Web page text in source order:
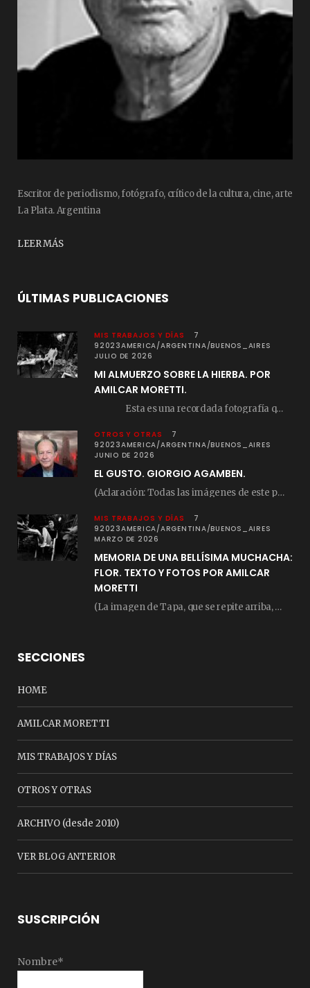
Escritor de periodismo, fotógrafo, crítico de la cultura, cine, arte
La Plata. Argentina
LEER MÁS
ÚLTIMAS PUBLICACIONES
MIS TRABAJOS Y DÍAS
7
92023AMERICA/ARGENTINA/BUENOS_AIRES
JULIO DE 2026
MI ALMUERZO SOBRE LA HIERBA. POR
AMILCAR MORETTI.
Esta es una recordada fotografía que registré…
OTROS Y OTRAS
7
92023AMERICA/ARGENTINA/BUENOS_AIRES
JUNIO DE 2026
EL GUSTO. GIORGIO AGAMBEN.
(Aclaración: Todas las imágenes de este posteo fueron tomadas de Bloghemia.com, y todos los…
MIS TRABAJOS Y DÍAS
7
92023AMERICA/ARGENTINA/BUENOS_AIRES
MARZO DE 2026
MEMORIA DE UNA BELLÍSIMA MUCHACHA:
FLOR. TEXTO Y FOTOS POR AMILCAR
MORETTI
(La imagen de Tapa, que se repite arriba, fue compuesta por Amilcar Moretti el viernes…
SECCIONES
HOME
AMILCAR MORETTI
MIS TRABAJOS Y DÍAS
OTROS Y OTRAS
ARCHIVO (desde 2010)
VER BLOG ANTERIOR
SUSCRIPCIÓN
Nombre*